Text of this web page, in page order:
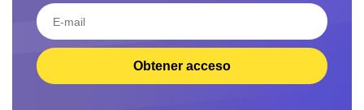
Obtener acceso